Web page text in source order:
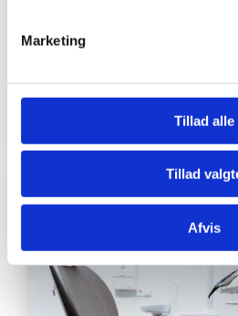
Marketing
Tillad alle
Tillad
Afvis
og smile. De kommer i
og materialer og kan
pasform. Her [...]